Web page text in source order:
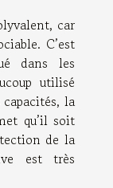
car
C’est
dans les
utilisé
la
qu’il soit
de la
est très